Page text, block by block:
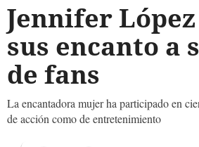
Jennifer
sus encanto a
de fans
La encantadora mujer ha participado en
de acción como de entretenimiento